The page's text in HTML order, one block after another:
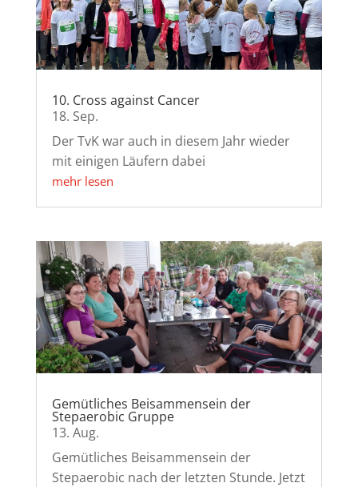
10. Cross against Cancer
18. Sep.
Der TvK war auch in diesem Jahr wieder
mit einigen Läufern dabei
mehr lesen
Gemütliches Beisammensein der
Stepaerobic Gruppe
13. Aug.
Gemütliches Beisammensein der
Stepaerobic nach der letzten Stunde. Jetzt